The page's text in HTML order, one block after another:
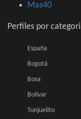
Mas40
Perfiles por
España
Bogotá
Bosa
Bolívar
Tunjuelito